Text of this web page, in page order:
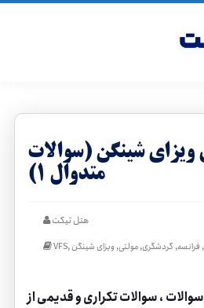
ویزای شینگن (سوالات
متدوال ۱)
هتل تیکت
VFS, , فرانسه, گردشگری,مولتی, ویزای شینگن
، سوالات تکراری و قدیمی از